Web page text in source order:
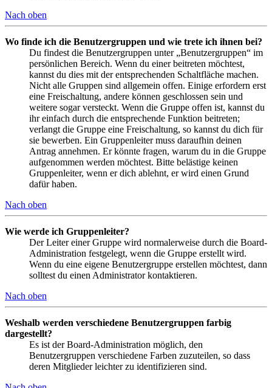
Nach oben
Wo finde ich die Benutzergruppen und wie trete ich ihnen bei?
Du findest die Benutzergruppen unter „Benutzergruppen“ im
persönlichen Bereich. Wenn du einer beitreten möchtest,
kannst du dies mit der entsprechenden Schaltfläche machen.
Nicht alle Gruppen sind allgemein offen. Einige erfordern erst
eine Freischaltung, andere können geschlossen sein und
weitere sogar versteckt. Wenn die Gruppe offen ist, kannst du
ihr einfach durch die entsprechende Funktion beitreten;
verlangt die Gruppe eine Freischaltung, so kannst du dich für
sie bewerben. Ein Gruppenleiter muss daraufhin deinen
Antrag annehmen. Er könnte fragen, warum du in die Gruppe
aufgenommen werden möchtest. Bitte belästige keinen
Gruppenleiter, wenn er dich ablehnt, er wird einen Grund
dafür haben.
Nach oben
Wie werde ich Gruppenleiter?
Der Leiter einer Gruppe wird normalerweise durch die Board-
Administration festgelegt, wenn die Gruppe erstellt wird.
Wenn du eine eigene Benutzergruppe erstellen möchtest, dann
solltest du einen Administrator kontaktieren.
Nach oben
Weshalb werden verschiedene Benutzergruppen farbig
dargestellt?
Es ist der Board-Administration möglich, den
Benutzergruppen verschiedene Farben zuzuteilen, so dass
deren Mitglieder leichter zu identifizieren sind.